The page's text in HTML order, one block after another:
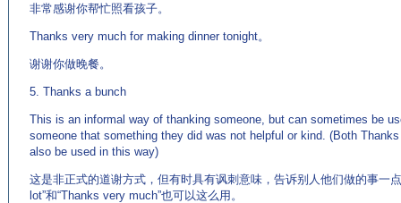
非常感谢你帮忙照看孩子。
Thanks very much for making dinner tonight。
谢谢你做晚餐。
5. Thanks a bunch
This is an informal way of thanking someone, but can sometimes be
someone that something they did was not helpful or kind. (Both
also be used in this way)
这是非正式的道谢方式，但有时具有讽刺意味，告诉别人他们做的事一
lot”和“Thanks very much”也可以这么用。